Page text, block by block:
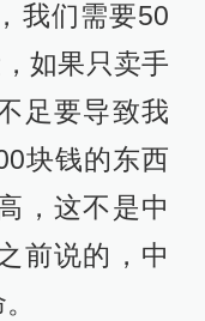
我们需要50
如果只卖手
足要导致我
块钱的东西
，这不是中
前说的，中